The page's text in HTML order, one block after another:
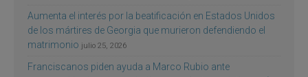
Aumenta el interés por la beatificación en Estados Unidos
de los mártires de Georgia que murieron defendiendo el
matrimonio julio 25, 2026
Franciscanos piden ayuda a Marco Rubio ante